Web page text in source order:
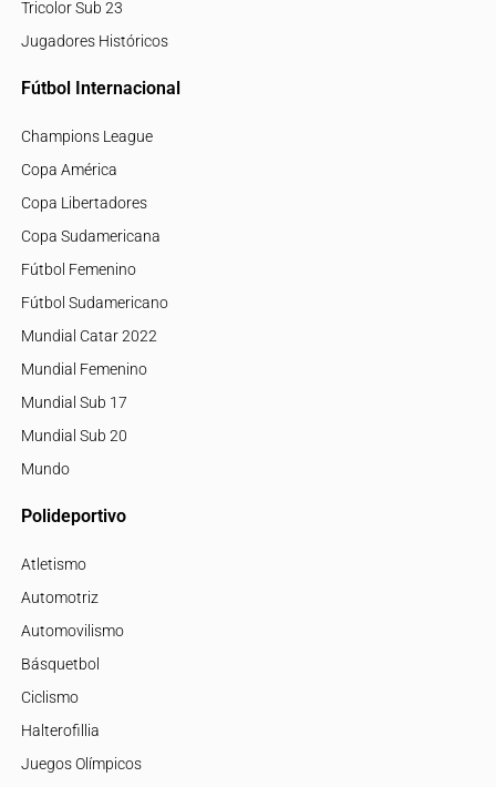
Tricolor Sub 23
Jugadores Históricos
Fútbol Internacional
Champions League
Copa América
Copa Libertadores
Copa Sudamericana
Fútbol Femenino
Fútbol Sudamericano
Mundial Catar 2022
Mundial Femenino
Mundial Sub 17
Mundial Sub 20
Mundo
Polideportivo
Atletismo
Automotriz
Automovilismo
Básquetbol
Ciclismo
Halterofillia
Juegos Olímpicos